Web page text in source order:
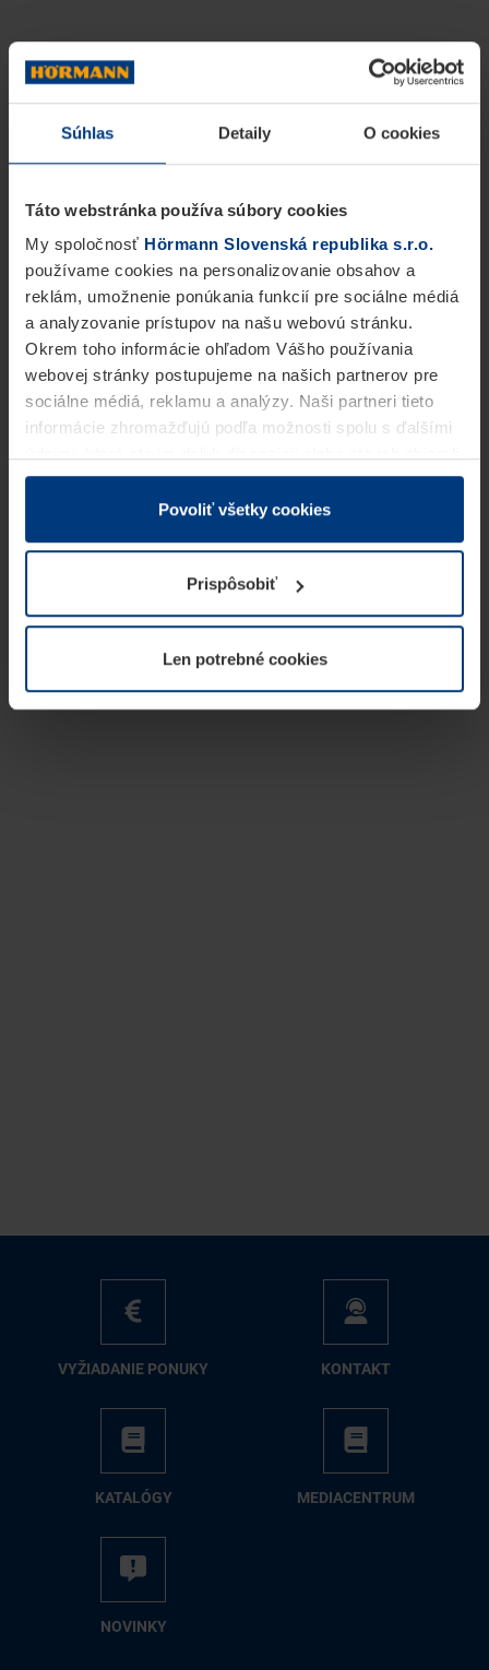
Súhlas Detaily O cookies
Táto webstránka používa súbory cookies
My spoločnosť Hörmann Slovenská republika s.r.o.
používame cookies na personalizovanie obsahov a
reklám, umožnenie ponúkania funkcií pre sociálne médiá
a analyzovanie prístupov na našu webovú stránku.
Okrem toho informácie ohľadom Vášho používania
webovej stránky postupujeme na našich partnerov pre
sociálne médiá, reklamu a analýzy. Naši partneri tieto
informácie zhromažďujú podľa možnosti spolu s ďalšími
v rámci Vášho využívania služieb.
Z právneho hľadiska môžeme cookies ukladať na Vašom
prevádzku tejto stránky. Pre všetky ostatné typy cookie
potrebujeme Vaše povolenie. Vaše povolenie môžete
kedykoľvek zmeniť alebo odvolať vo vysvetlení cookie
našej webovej stránky.
Povoliť všetky cookies
Prispôsobiť
Len potrebné cookies
VY­ŽIA­DA­NIE PO­NU­KY KON­TAKT
KA­TA­LÓ­GY ME­DIA­CEN­TRUM
NO­VIN­KY